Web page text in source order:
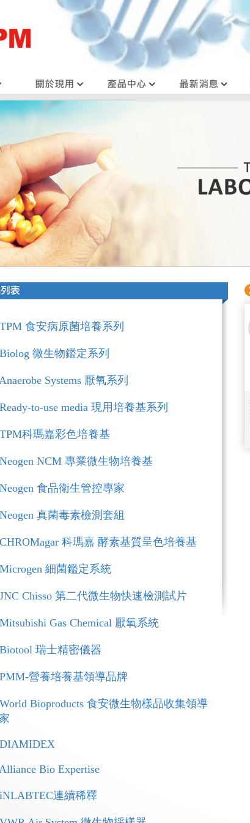
食安病原菌培養系列
微生物鑑定系列
Systems 厭氧系列
to-use media 現用培養基系列
科瑪嘉彩色培養基
NCM 專業微生物培養基
食品衛生管控專家
真菌毒素檢測套組
科瑪嘉 酵素基質呈色培養基
細菌鑑定系統
Chisso 第二代微生物快速檢測試片
Gas Chemical 厭氧系統
瑞士精密儀器
營養培養基領導品牌
Bioproducts 食安微生物樣品收集領導
Bio Expertise
連續稀釋